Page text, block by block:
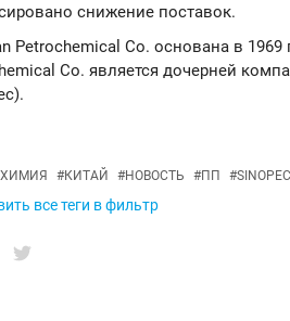
снижение поставок.
Petrochemical Co. основана в 1969
Co. является дочерней
#КИТАЙ #НОВОСТЬ #ПП #SINOPEC
все теги в фильтр